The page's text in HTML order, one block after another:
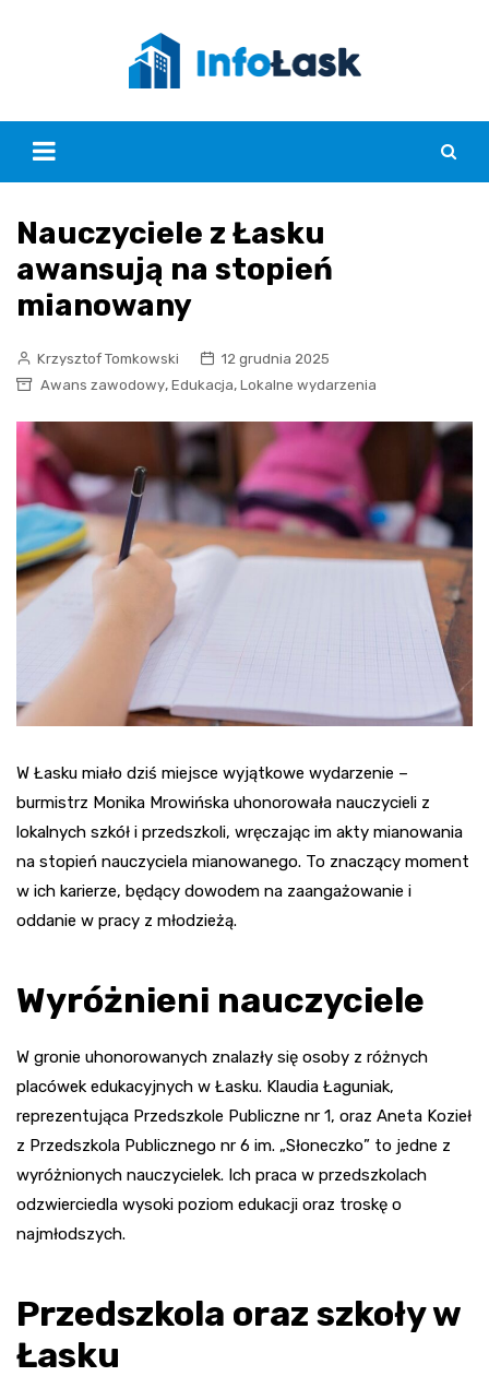
Nauczyciele z Łasku
awansują na stopień
mianowany
Krzysztof Tomkowski
12 grudnia 2025
Awans zawodowy, Edukacja, Lokalne wydarzenia
W Łasku miało dziś miejsce wyjątkowe wydarzenie –
burmistrz Monika Mrowińska uhonorowała nauczycieli z
lokalnych szkół i przedszkoli, wręczając im akty mianowania
na stopień nauczyciela mianowanego. To znaczący moment
w ich karierze, będący dowodem na zaangażowanie i
oddanie w pracy z młodzieżą.
Wyróżnieni nauczyciele
W gronie uhonorowanych znalazły się osoby z różnych
placówek edukacyjnych w Łasku. Klaudia Łaguniak,
reprezentująca Przedszkole Publiczne nr 1, oraz Aneta Kozieł
z Przedszkola Publicznego nr 6 im. „Słoneczko” to jedne z
wyróżnionych nauczycielek. Ich praca w przedszkolach
odzwierciedla wysoki poziom edukacji oraz troskę o
najmłodszych.
Przedszkola oraz szkoły w
Łasku